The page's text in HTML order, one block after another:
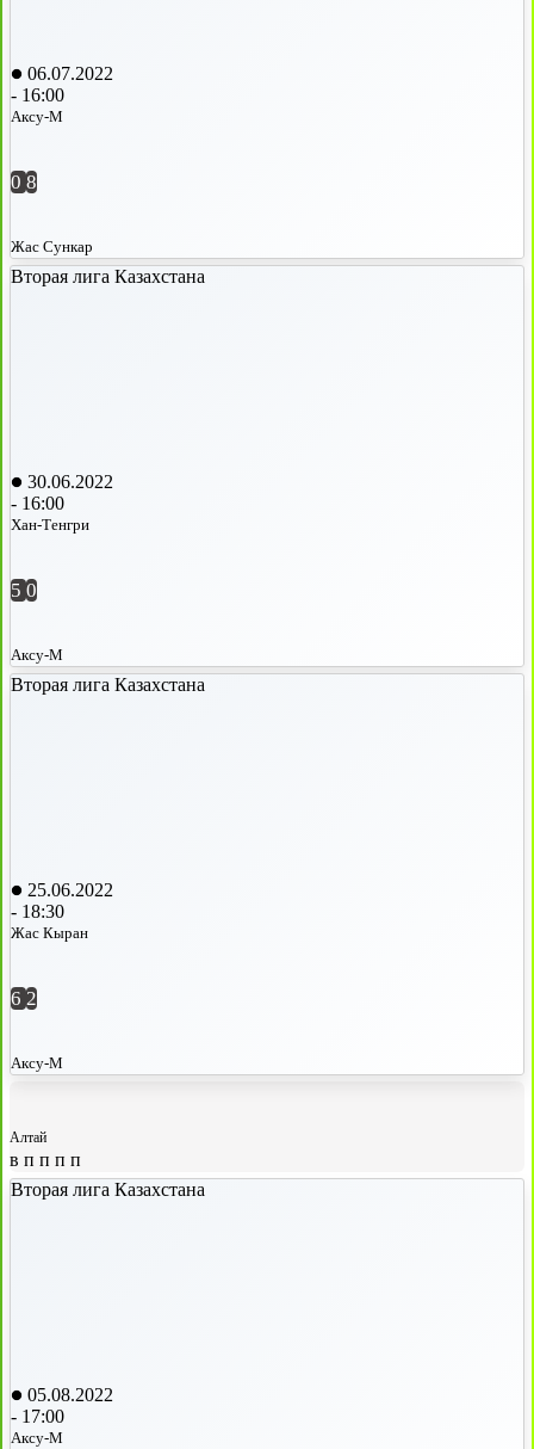
06.07.2022
- 16:00
Аксу-М
0 8
Жас Сункар
Вторая лига Казахстана
30.06.2022
- 16:00
Хан-Тенгри
5 0
Аксу-М
Вторая лига Казахстана
25.06.2022
- 18:30
Жас Кыран
6 2
Аксу-М
Алтай
в п п п п
Вторая лига Казахстана
05.08.2022
- 17:00
Аксу-М